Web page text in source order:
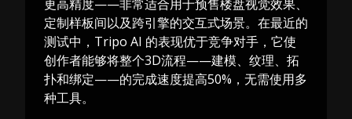
更高精度——非常适合用于预售楼盘视觉效果、
定制样板间以及跨引擎的交互式场景。在最近的
测试中，Tripo AI 的表现优于竞争对手，它使
创作者能够将整个3D流程——建模、纹理、拓
扑和绑定——的完成速度提高50%，无需使用多
种工具。